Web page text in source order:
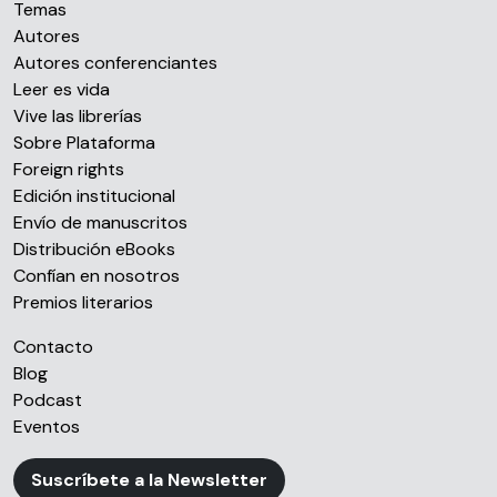
Temas
Autores
Autores conferenciantes
Leer es vida
Vive las librerías
Sobre Plataforma
Foreign rights
Edición institucional
Envío de manuscritos
Distribución eBooks
Confían en nosotros
Premios literarios
Contacto
Blog
Podcast
Eventos
Suscríbete a la Newsletter